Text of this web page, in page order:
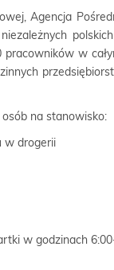
Agencja
pracowników w
na stanowisko:
w drogerii
w godzinach